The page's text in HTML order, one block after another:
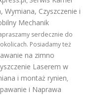
Wymiana, Czyszczenie i
Mechanik
serdecznie do
Posiadamy też
na zimno
Laserem w
i montaż rynien,
i Naprawa